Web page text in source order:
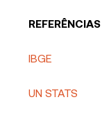
REFERÊNCIAS
IBGE
UN STATS